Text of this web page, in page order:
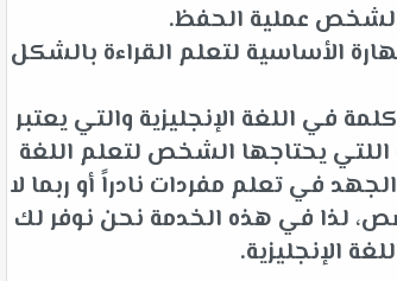
الشخص عملية الحفظ.
الأساسية لتعلم القراءة بالشكل
في اللغة الإنجليزية والتي يعتبر
يحتاجها الشخص لتعلم اللغة
في تعلم مفردات نادراً أو ربما لا
لذا في هذه الخدمة نحن نوفر لك
الإنجليزية.